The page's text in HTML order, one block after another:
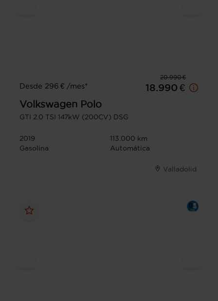
20.990 €
Desde 296 € /mes*
18.990 €
Volkswagen Polo
GTI 2.0 TSI 147kW (200CV) DSG
2019
113.000 km
Gasolina
Automática
Valladolid